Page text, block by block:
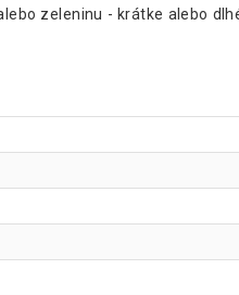
zeleninu - krátke alebo